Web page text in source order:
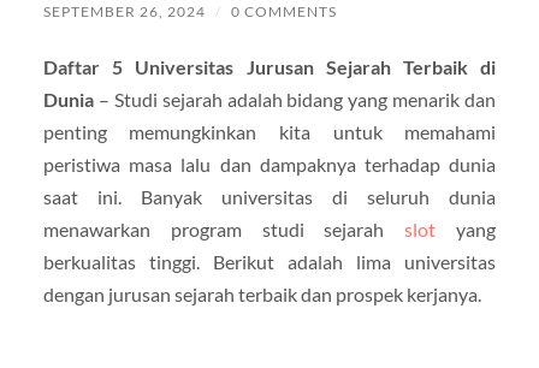
SEPTEMBER 26, 2024 / 0 COMMENTS
Daftar 5 Universitas Jurusan Sejarah Terbaik di
Dunia– Studi sejarah adalah bidang yang menarik dan
penting memungkinkan kita untuk memahami
peristiwa masa lalu dan dampaknya terhadap dunia
saat ini. Banyak universitas di seluruh dunia
menawarkan program studi sejarahslot yang
berkualitas tinggi. Berikut adalah lima universitas
dengan jurusan sejarah terbaik dan prospek kerjanya.